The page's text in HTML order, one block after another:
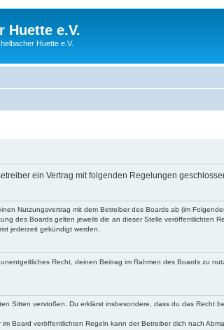
Huette e.V.
Huette e.V.
ein Vertrag mit folgenden Regelungen
Nutzungsvertrag mit dem Betreiber des Boards ab (im
des Boards gelten jeweils die an dieser Stelle veröffentlichten
jederzeit gekündigt werden.
Recht, deinen Beitrag im Rahmen des Boards zu
Sitten verstoßen. Du erklärst insbesondere, dass du das Recht
Board veröffentlichten Regeln kann der Betreiber dich nach